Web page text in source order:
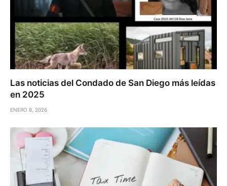
Las noticias del Condado de San Diego más leídas
en 2025
ENERO 8, 2026